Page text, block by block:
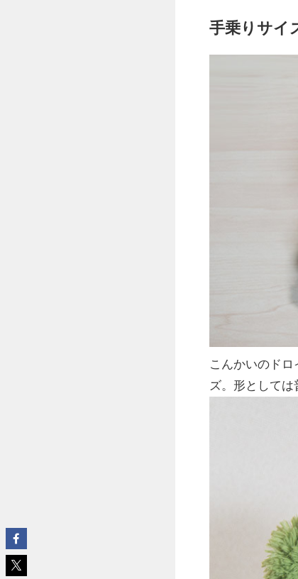
手乗りサイ
こんかいのド
ズ。形としては